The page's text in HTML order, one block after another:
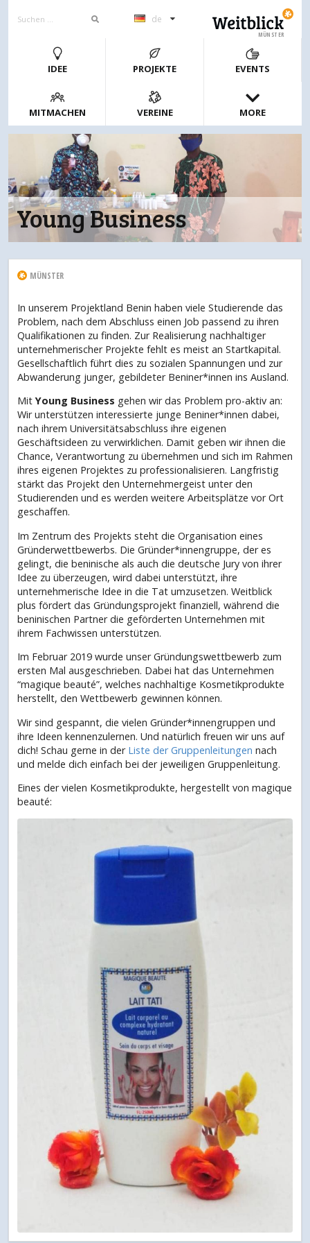
de
MÜNSTER
IDEE PROJEKTE EVENTS
MITMACHEN VEREINE MORE
Young Business
MÜNSTER
In unserem Projektland Benin haben viele Studierende das
Problem, nach dem Abschluss einen Job passend zu ihren
Qualifikationen zu finden. Zur Realisierung nachhaltiger
unternehmerischer Projekte fehlt es meist an Startkapital.
Gesellschaftlich führt dies zu sozialen Spannungen und zur
Abwanderung junger, gebildeter Beniner*innen ins Ausland.
MitYoung Business gehen wir das Problem pro-aktiv an:
Wir unterstützen interessierte junge Beniner*innen dabei,
nach ihrem Universitätsabschluss ihre eigenen
Geschäftsideen zu verwirklichen. Damit geben wir ihnen die
Chance, Verantwortung zu übernehmen und sich im Rahmen
ihres eigenen Projektes zu professionalisieren. Langfristig
stärkt das Projekt den Unternehmergeist unter den
Studierenden und es werden weitere Arbeitsplätze vor Ort
geschaffen.
Im Zentrum des Projekts steht die Organisation eines
Gründerwettbewerbs. Die Gründer*innengruppe, der es
gelingt, die beninische als auch die deutsche Jury von ihrer
Idee zu überzeugen, wird dabei unterstützt, ihre
unternehmerische Idee in die Tat umzusetzen. Weitblick
plus fördert das Gründungsprojekt finanziell, während die
beninischen Partner die geförderten Unternehmen mit
ihrem Fachwissen unterstützen.
Im Februar 2019 wurde unser Gründungswettbewerb zum
ersten Mal ausgeschrieben. Dabei hat das Unternehmen
“magique beauté”, welches nachhaltige Kosmetikprodukte
herstellt, den Wettbewerb gewinnen können.
Wir sind gespannt, die vielen Gründer*innengruppen und
ihre Ideen kennenzulernen. Und natürlich freuen wir uns auf
dich! Schau gerne in der Liste der Gruppenleitungen nach
und melde dich einfach bei der jeweiligen Gruppenleitung.
Eines der vielen Kosmetikprodukte, hergestellt von magique
beauté: